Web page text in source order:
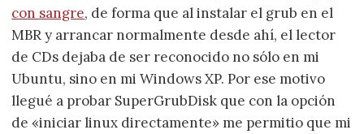
con sangre, de forma que al instalar el grub en el
MBR y arrancar normalmente desde ahí, el lector
de CDs dejaba de ser reconocido no sólo en mi
Ubuntu, sino en mi Windows XP. Por ese motivo
llegué a probar SuperGrubDisk que con la opción
de «iniciar linux directamente» me permitio que mi